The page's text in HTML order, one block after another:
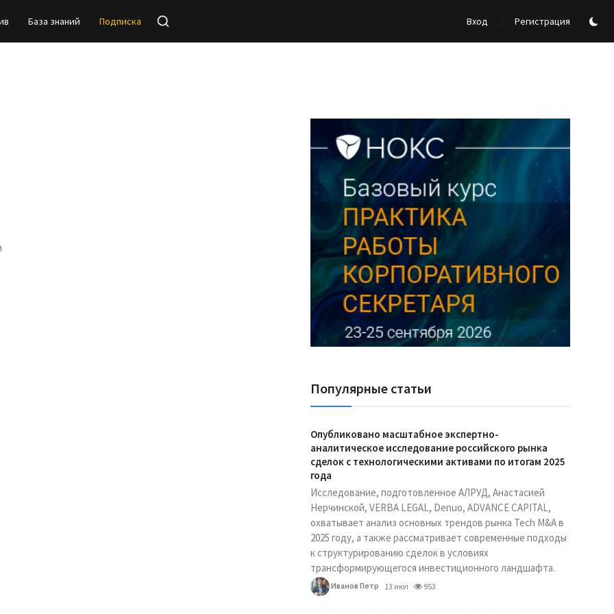
База знаний Подписка Вход Регистрация
Реклама Ассоциации "НОКС", ИНН 7709980401, ERID:2SDnjdY5NTb
Популярные статьи
Опубликовано масштабное экспертно-
аналитическое исследование российского рынка
сделок с технологическими активами по итогам 2025
года
Исследование, подготовленное АЛРУД, Анастасией
Нерчинской, VERBA LEGAL, Denuo, ADVANCE CAPITAL,
охватывает анализ основных трендов рынка Tech M&A в
2025 году, а также рассматривает современные подходы
к структурированию сделок в условиях
трансформирующегося инвестиционного ландшафта.
Иванов Петр 13 июл 953